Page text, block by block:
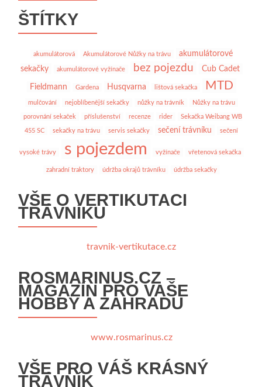
ŠTÍTKY
akumulátorová Akumulátorové Nůžky na trávu
akumulátorové
sekačky
akumulátorové vyžínače bez pojezdu Cub Cadet
Fieldmann Gardena Husqvarna lištová sekačka MTD
mulčování nejoblíbenější sekačky nůžky na trávník Nůžky na trávu
porovnání sekaček příslušenství recenze rider Sekačka Weibang WB
455 SC sekačky na trávu servis sekačky sečení trávníku sečení
vysoké trávy s pojezdem vyžínače vřetenová sekačka
zahradní traktory údržba okrajů trávníku údržba sekačky
VŠE O VERTIKUTACI
TRÁVNÍKU
travnik-vertikutace.cz
ROSMARINUS.CZ –
MAGAZÍN PRO VAŠE
HOBBY A ZAHRADU
www.rosmarinus.cz
VŠE PRO VÁŠ KRÁSNÝ
TRÁVNÍK